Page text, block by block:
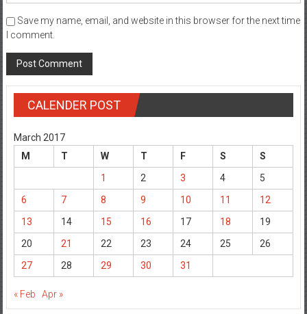
Save my name, email, and website in this browser for the next time
I comment.
CALENDER POST
March 2017
M
T W T F S
S
1
2 3 4
5
6
7 8 9 10 11
12
13
14 15 16 17 18
19
20
21 22 23 24 25
26
27
28 29 30 31
« Feb Apr »